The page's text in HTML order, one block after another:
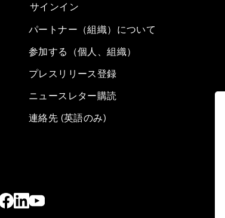
サインイン
パートナー（組織）について
参加する（個人、組織）
プレスリリース登録
ニュースレター購読
連絡先 (英語のみ)